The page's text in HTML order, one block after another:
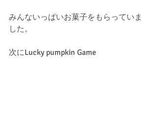
みんないっぱいお菓子をもらっていま
した。
次にLucky pumpkin Game